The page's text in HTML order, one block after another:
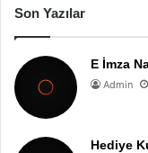
Son Yazılar
E İmza
Admin
Hediye